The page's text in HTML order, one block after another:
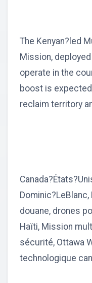
The Kenyan?led
Mission,
operate in the
boost is
reclaim territory
douane, drones
Haïti, Mission
sécurité, Ottawa
technologique